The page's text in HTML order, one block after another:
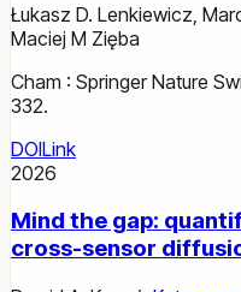
Łukasz D. Lenkiewicz
Maciej M Zięba
Cham : Springer Nature
332.
DOILink
2026
Mind the gap:
cross-sensor